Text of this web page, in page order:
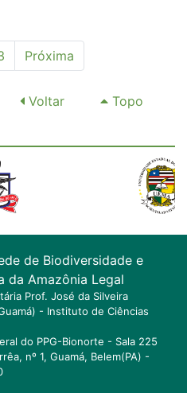
Próxima
Voltar
Topo
de Biodiversidade e
da Amazônia Legal
Prof. José da Silveira
- Instituto de Ciências
do PPG-Bionorte - Sala 225
nº 1, Guamá, Belem(PA) -